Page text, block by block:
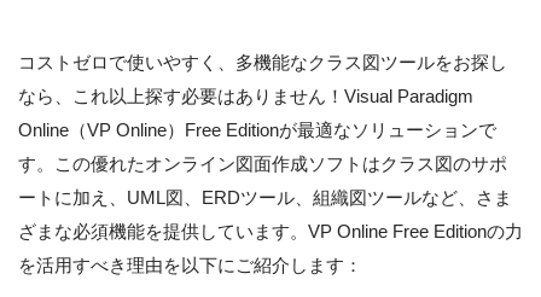
コストゼロで使いやすく、多機能なクラス図ツールをお探し
なら、これ以上探す必要はありません！Visual Paradigm
Online（VP Online）Free Editionが最適なソリューションで
す。この優れたオンライン図面作成ソフトはクラス図のサポ
ートに加え、UML図、ERDツール、組織図ツールなど、さま
ざまな必須機能を提供しています。VP Online Free Editionの力
を活用すべき理由を以下にご紹介します：